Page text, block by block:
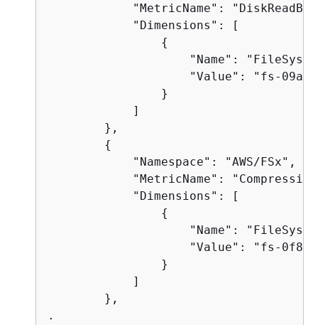
"MetricName":
            "Dimensions": [
{
"Name":
"Value": "fs-
                }
            ]
        },
{
            "Namespace": "AWS/FSx",
"MetricName":
            "Dimensions": [
{
"Name":
"Value": "fs-
                }
            ]
        },
.